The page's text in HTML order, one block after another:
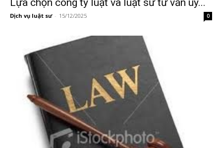
Lựa chọn công ty luật và luật sư tư vấn uy...
Dịch vụ luật sư - 15/12/2025 0